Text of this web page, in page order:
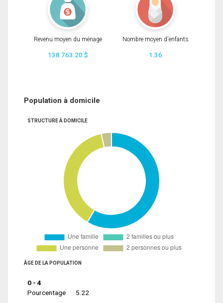
Revenu moyen du ménage
138 763.20 $
Nombre moyen d'enfants
1.36
Population à domicile
STRUCTURE À DOMICILE
ÂGE DE LA POPULATION
0 - 4
Pourcentage
5.22